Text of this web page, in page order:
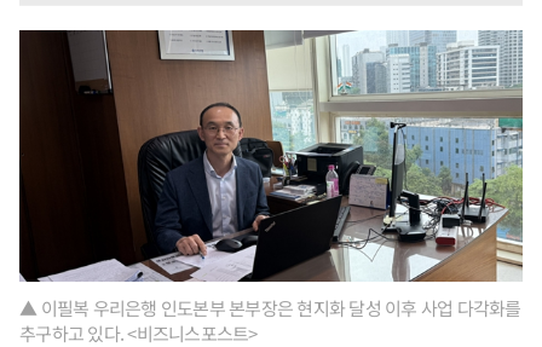
▲ 이필복 우리은행 인도본부 본부장은 현지화 달성 이후 사업 다각화를
추구하고 있다. <비즈니스포스트>